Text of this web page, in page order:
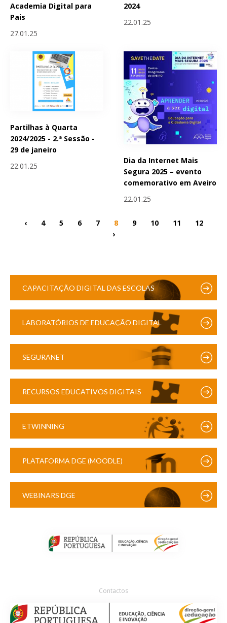
Academia Digital para
Pais
27.01.25
2024
22.01.25
Partilhas à Quarta
2024/2025 - 2.ª Sessão -
29 de janeiro
22.01.25
Dia da Internet Mais
Segura 2025 – evento
comemorativo em Aveiro
22.01.25
‹ 4 5 6 7 8 9 10 11
12
›
CAPACITAÇÃO DIGITAL DAS ESCOLAS
LABORATÓRIOS DE EDUCAÇÃO DIGITAL
SEGURANET
RECURSOS EDUCATIVOS DIGITAIS
ETWINNING
PLATAFORMA DGE (MOODLE)
WEBINARS DGE
Contactos